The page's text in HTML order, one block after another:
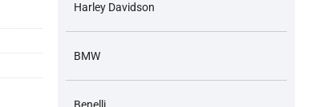
Harley Davidson
BMW